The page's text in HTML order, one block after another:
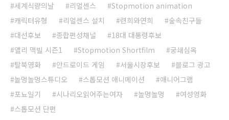
세계식량의날
리얼센스
Stopmotion animation
캐릭터유형
리얼센스 설치 련희와연희
숲속친구들
대선후보
종합편성채널
18대 대통령후보
앨리 맥빌 시즌1
Stopmotion Shortfilm
궁쇄심옥
탈북영화
안드로이드 게임 서울시장후보
블로그 광고
놀멍놀멍스튜디오
스톱모션 애니메이션
애니어그램
포뇨일기
시나리오읽어주는여자 놀멍놀멍
여성영화
스톱모션 단편